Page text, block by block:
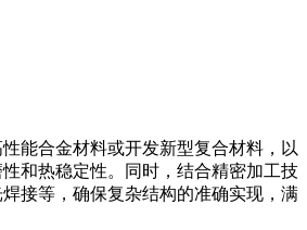
能合金材料或开发新型复合材料，以
和热稳定性。同时，结合精密加工技
接等，确保复杂结构的准确实现，满